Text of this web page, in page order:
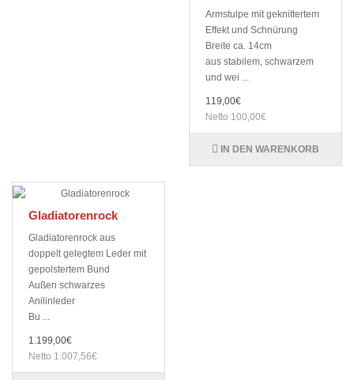
Armstulpe mit geknittertem
Effekt und Schnürung
Breite ca. 14cm
aus stabilem, schwarzem
und wei ...
119,00€
Netto 100,00€
IN DEN WARENKORB
Gladiatorenrock
Gladiatorenrock aus
doppelt gelegtem Leder mit
gepolstertem Bund
Außen schwarzes
Anilinleder
Bu ...
1.199,00€
Netto 1.007,56€